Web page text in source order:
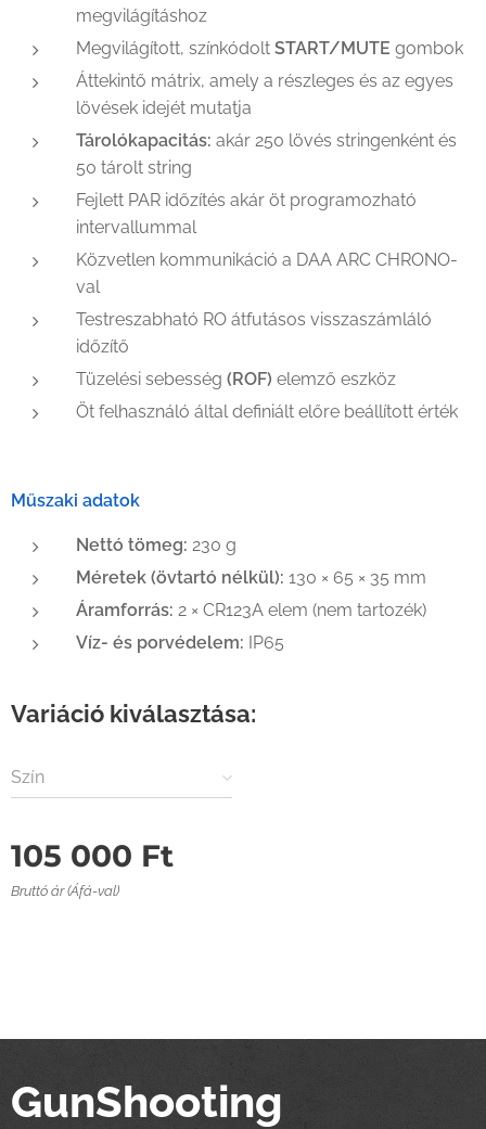
megvilágításhoz
Megvilágított, színkódolt START/MUTE gombok
Áttekintő mátrix, amely a részleges és az egyes
lövések idejét mutatja
Tárolókapacitás: akár 250 lövés stringenként és
50 tárolt string
Fejlett PAR időzítés akár öt programozható
intervallummal
Közvetlen kommunikáció a DAA ARC CHRONO-
val
Testreszabható RO átfutásos visszaszámláló
időzítő
Tüzelési sebesség (ROF) elemző eszköz
Öt felhasználó által definiált előre beállított érték
Műszaki adatok
Nettó tömeg: 230 g
Méretek (övtartó nélkül): 130 × 65 × 35 mm
Áramforrás: 2 × CR123A elem (nem tartozék)
Víz- és porvédelem: IP65
Variáció kiválasztása:
Szín
105 000 Ft
Bruttó ár (Áfá-val)
GunShooting